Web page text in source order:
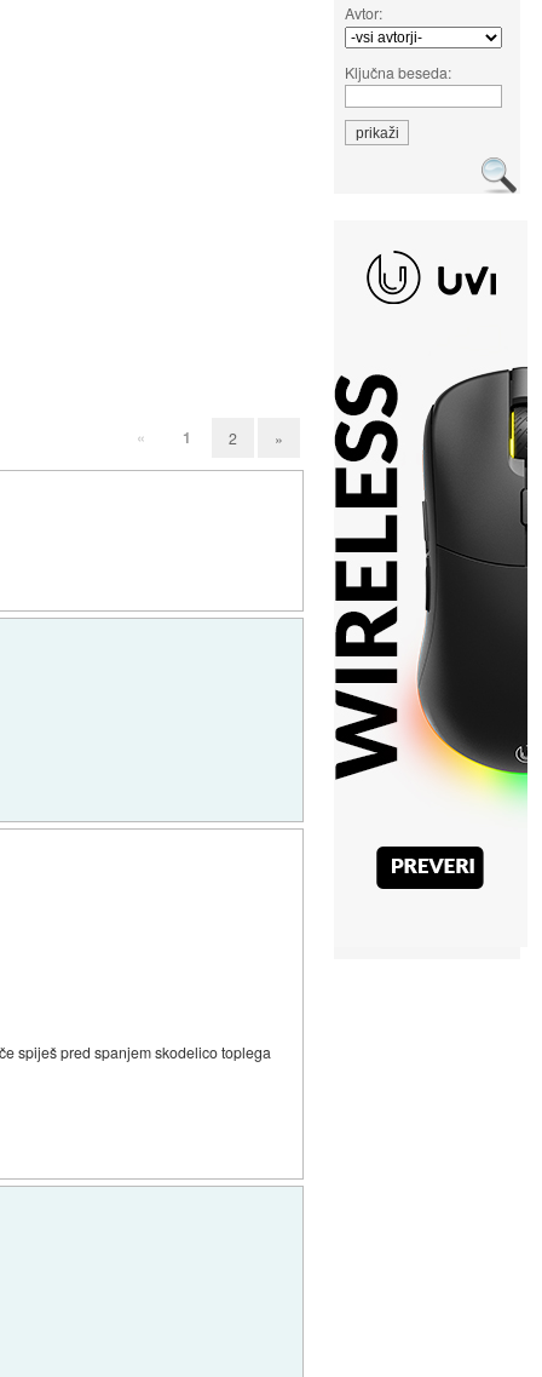
Avtor:
Ključna beseda:
« 1 2 »
spiješ pred spanjem skodelico toplega